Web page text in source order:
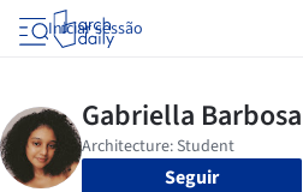
Iniciar sessão
Seguir